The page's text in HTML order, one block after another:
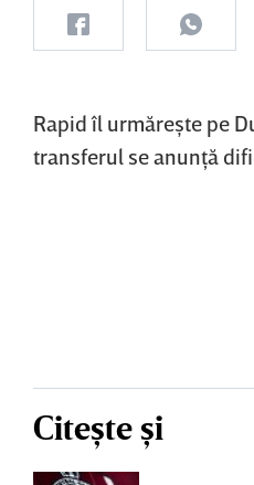
Rapid îl urmăreşte pe
transferul se anunţă
Citește și